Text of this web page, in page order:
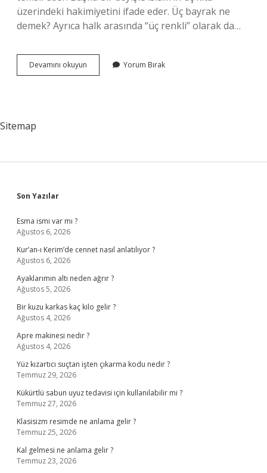
üzerindeki hakimiyetini ifade eder. Üç bayrak ne
demek? Ayrıca halk arasında “üç renkli” olarak da…
Devamını okuyun Osmanlı
Bayrağı
Yorum Bırak
Sitemap
Sidebar
Son Yazılar
Esma ismi var mı ?
Ağustos 6, 2026
Kur’an-ı Kerim’de cennet nasıl anlatılıyor ?
Ağustos 6, 2026
Ayaklarımın altı neden ağrır ?
Ağustos 5, 2026
Bir kuzu karkas kaç kilo gelir ?
Ağustos 4, 2026
Apre makinesi nedir ?
Ağustos 4, 2026
Yüz kızartıcı suçtan işten çıkarma kodu nedir ?
Temmuz 29, 2026
Kükürtlü sabun uyuz tedavisi için kullanılabilir mi ?
Temmuz 27, 2026
Klasisizm resimde ne anlama gelir ?
Temmuz 25, 2026
Kal gelmesi ne anlama gelir ?
Temmuz 23, 2026